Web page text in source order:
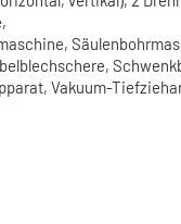
Vakuum-